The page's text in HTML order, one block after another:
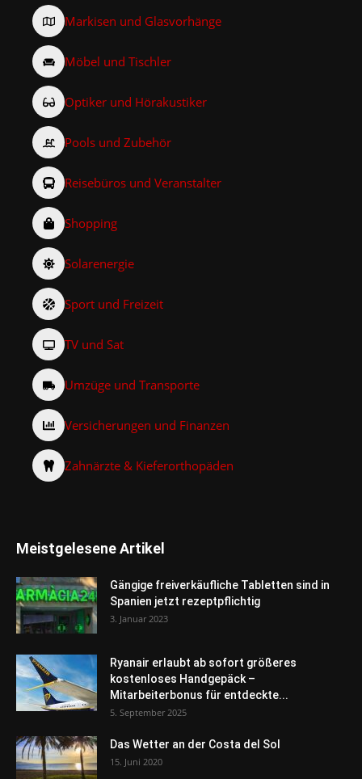
Markisen und Glasvorhänge
Möbel und Tischler
Optiker und Hörakustiker
Pools und Zubehör
Reisebüros und Veranstalter
Shopping
Solarenergie
Sport und Freizeit
TV und Sat
Umzüge und Transporte
Versicherungen und Finanzen
Zahnärzte & Kieferorthopäden
Meistgelesene Artikel
Gängige freiverkäufliche Tabletten sind in
Spanien jetzt rezeptpflichtig
3. Januar 2023
Ryanair erlaubt ab sofort größeres
kostenloses Handgepäck –
Mitarbeiterbonus für entdeckte...
5. September 2025
Das Wetter an der Costa del Sol
15. Juni 2020